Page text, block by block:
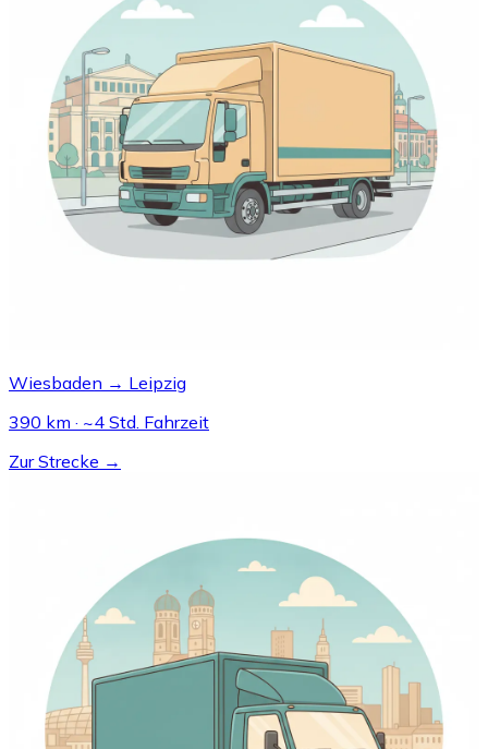
Wiesbaden → Leipzig
390 km · ~4 Std. Fahrzeit
Zur Strecke →